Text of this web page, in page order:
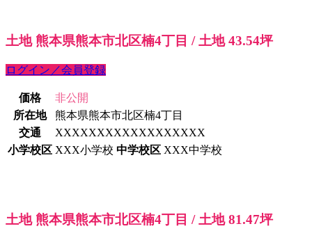
土地 熊本県熊本市北区楠4丁目 / 土地 43.54坪
ログイン／会員登録
価格
非公開
所在地
熊本県熊本市北区楠4丁目
交通
XXXXXXXXXXXXXXXXXX
小学校区 XXX小学校 中学校区 XXX中学校
土地 熊本県熊本市北区楠4丁目 / 土地 81.47坪